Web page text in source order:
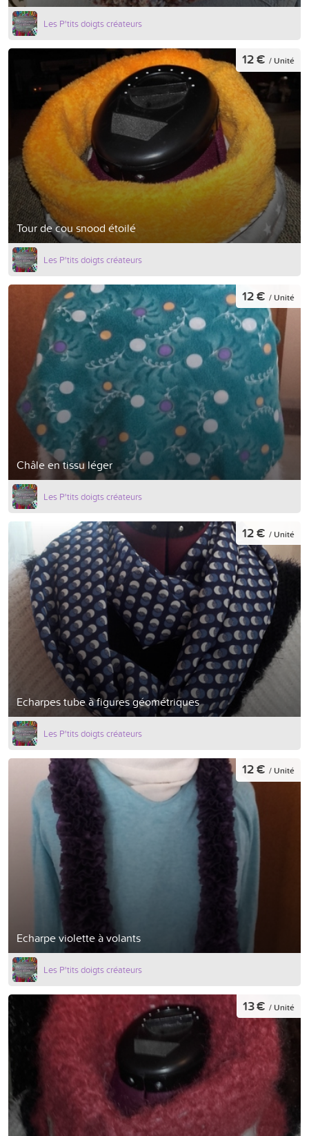
Les P'tits doigts créateurs
Tour de cou snood étoilé
12 € / Unité
Les P'tits doigts créateurs
Châle en tissu léger
12 € / Unité
Les P'tits doigts créateurs
Echarpes tube à figures géométriques
12 € / Unité
Les P'tits doigts créateurs
Echarpe violette à volants
12 € / Unité
Les P'tits doigts créateurs
13 € / Unité